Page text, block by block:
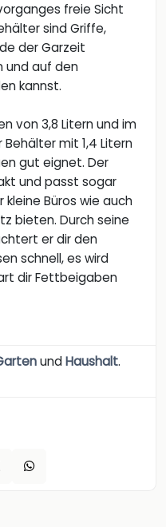
freie Sicht
sind Griffe,
der Garzeit
und auf den
kannst.
von 3,8 Litern und im
mit 1,4 Litern
gut eignet. Der
und passt sogar
Büros wie auch
bieten. Durch seine
er dir den
schnell, es wird
dir Fettbeigaben
undHaushalt.